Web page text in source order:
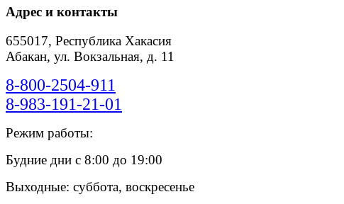
Адрес и контакты
655017, Республика Хакасия
Абакан, ул. Вокзальная, д. 11
8-800-2504-911
8-983-191-21-01
Режим работы:
Будние дни с 8:00 до 19:00
Выходные: суббота, воскресенье